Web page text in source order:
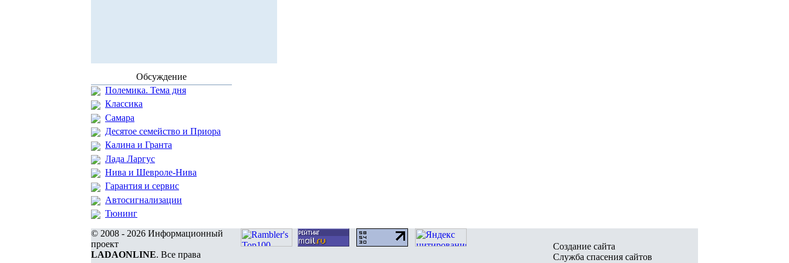
Обсуждение
Полемика. Тема дня
Классика
Самара
Десятое семейство и Приора
Калина и Гранта
Лада Ларгус
Нива и Шевроле-Нива
Гарантия и сервис
Автосигнализации
Тюнинг
© 2008 - 2026 Информационный
проект
LADAONLINE. Все права
Создание сайта
Служба спасения сайтов